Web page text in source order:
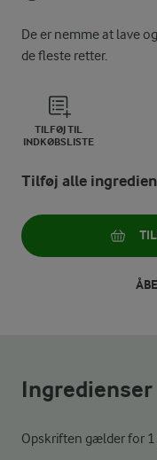
De er nemme at lave
de fleste retter.
TILFØJ TIL
INDKØBSLISTE
Tilføj alle
Ingredienser
Opskriften gælder for